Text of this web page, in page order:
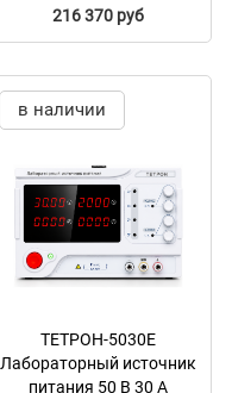
216 370 руб
в наличии
ТЕТРОН-5030Е
Лабораторный источник
питания 50 В 30 А